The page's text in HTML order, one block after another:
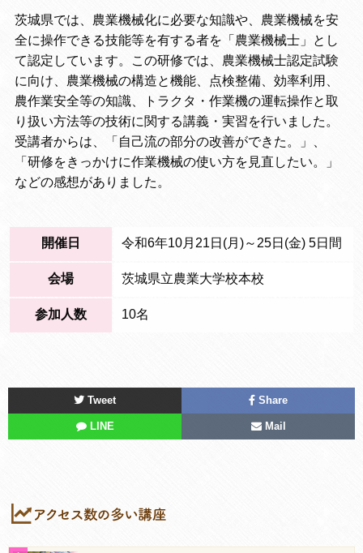
茨城県では、農業機械化に必要な知識や、農業機械を安
全に操作できる技能等を有する者を「農業機械士」とし
て認定しています。この研修では、農業機械士認定試験
に向け、農業機械の構造と機能、点検整備、効率利用、
農作業安全等の知識、トラクタ・作業機の運転操作と取
り扱い方法等の技術に関する講義・実習を行いました。
受講者からは、「自己流の部分の改善ができた。」、
「研修をきっかけに作業機械の使い方を見直したい。」
などの感想がありました。
開催日 令和6年10月21日(月)～25日(金) 5日間
会場 茨城県立農業大学校本校
参加人数 10名
Tweet Share
LINE Mail